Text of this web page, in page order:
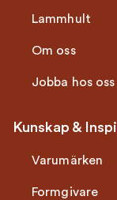
Lammhult
Om oss
Jobba hos oss
Kunskap &
Varumärken
Formgivare